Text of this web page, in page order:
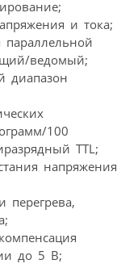
и тока;
параллельной
ведомый;
диапазон
100
TTL;
напряжения
перегрева,
до 5 В;